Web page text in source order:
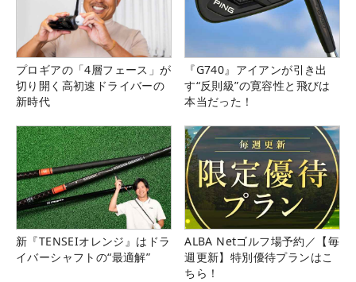
プロギアの「4層フェース」が
切り開く高初速ドライバーの
新時代
『G740』アイアンが引き出
す“反則級”の寛容性と飛びは
本当だった！
新『TENSEIオレンジ』はドラ
イバーシャフトの“最適解”
ALBA Netゴルフ場予約／【毎
週更新】特別優待プランはこ
ちら！